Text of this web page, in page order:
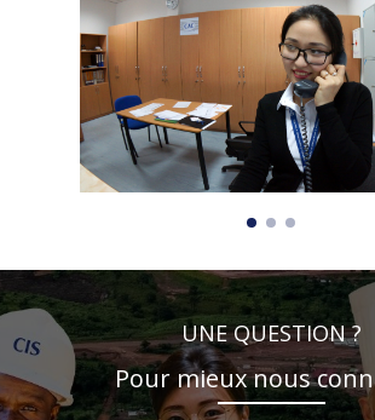
UNE QUESTION ?
Pour mieux nous